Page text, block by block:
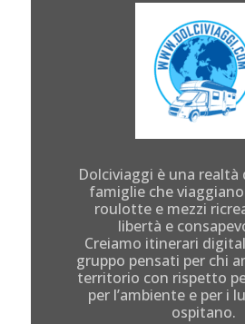
Dolciviaggi è una realtà
famiglie che
roulotte e mezzi
libertà e
Creiamo itinerari
gruppo pensati per chi
territorio con rispetto
per l’ambiente e per i
ospitano.